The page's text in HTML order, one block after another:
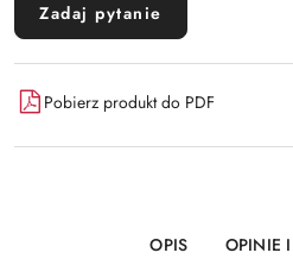
Zadaj pytanie
Pobierz produkt do PDF
OPIS OPINIE